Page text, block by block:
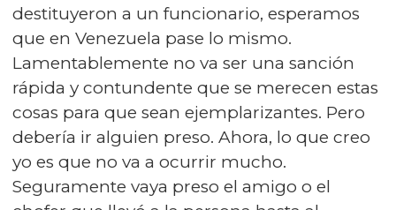
destituyeron a un funcionario, esperamos
que en Venezuela pase lo mismo.
Lamentablemente no va ser una sanción
rápida y contundente que se merecen estas
cosas para que sean ejemplarizantes. Pero
debería ir alguien preso. Ahora, lo que creo
yo es que no va a ocurrir mucho.
Seguramente vaya preso el amigo o el